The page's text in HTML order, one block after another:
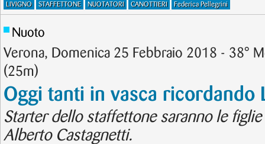
LIVIGNO STAFFETTONE NUOTATORI CANOTTIERI Federica Pellegrini
Nuoto
Verona, Domenica 25 Febbraio 2018 - 38°
(25m)
Oggi tanti in vasca ricordando
Starter dello staffettone saranno le
Alberto Castagnetti.